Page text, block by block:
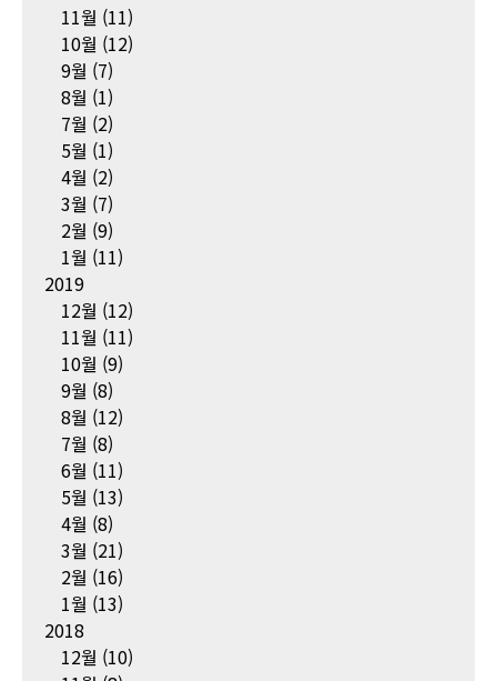
11월 (11)
10월 (12)
9월 (7)
8월 (1)
7월 (2)
5월 (1)
4월 (2)
3월 (7)
2월 (9)
1월 (11)
2019
12월 (12)
11월 (11)
10월 (9)
9월 (8)
8월 (12)
7월 (8)
6월 (11)
5월 (13)
4월 (8)
3월 (21)
2월 (16)
1월 (13)
2018
12월 (10)